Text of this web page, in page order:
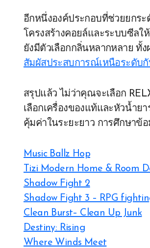
อีกหนึ่งองค์ประกอบที่ช่วยยกร
โครงสร้างคอยล์และระบบซีล
ยังมีตัวเลือกกลิ่นหลากหลาย ทั้
สัมผัสประสบการณ์เหนือระดับ
สรุปแล้ว ไม่ว่าคุณจะเลือก
เลือกเครื่องของแท้และหัวน้ำ
คุ้มค่าในระยะยาว การศึกษา
Music Ballz Hop
Tizi Modern Home & Room
Shadow Fight 2
Shadow Fight 3 – RPG
Clean Burst– Clean Up Junk
Destiny: Rising
Where Winds Meet